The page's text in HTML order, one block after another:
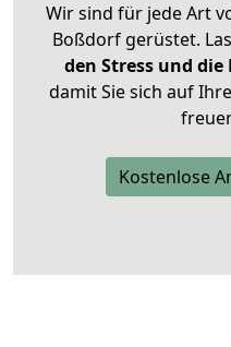
Wir sind für jede Art
Boßdorf gerüstet.
den Stress und
damit Sie sich auf
Kostenlose